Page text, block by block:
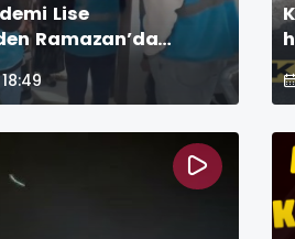
Lise
Ramazan’da